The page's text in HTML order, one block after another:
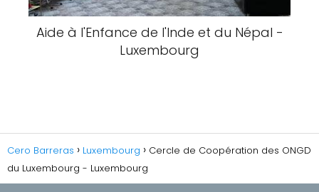
Aide à l'Enfance de l'Inde et du Népal -
Luxembourg
Cero Barreras Luxembourg
Cercle de Coopération des ONGD
du Luxembourg - Luxembourg